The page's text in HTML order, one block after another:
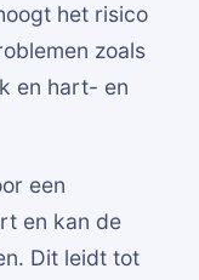
het risico
zoals
en hart- en
een
en kan de
Dit leidt tot